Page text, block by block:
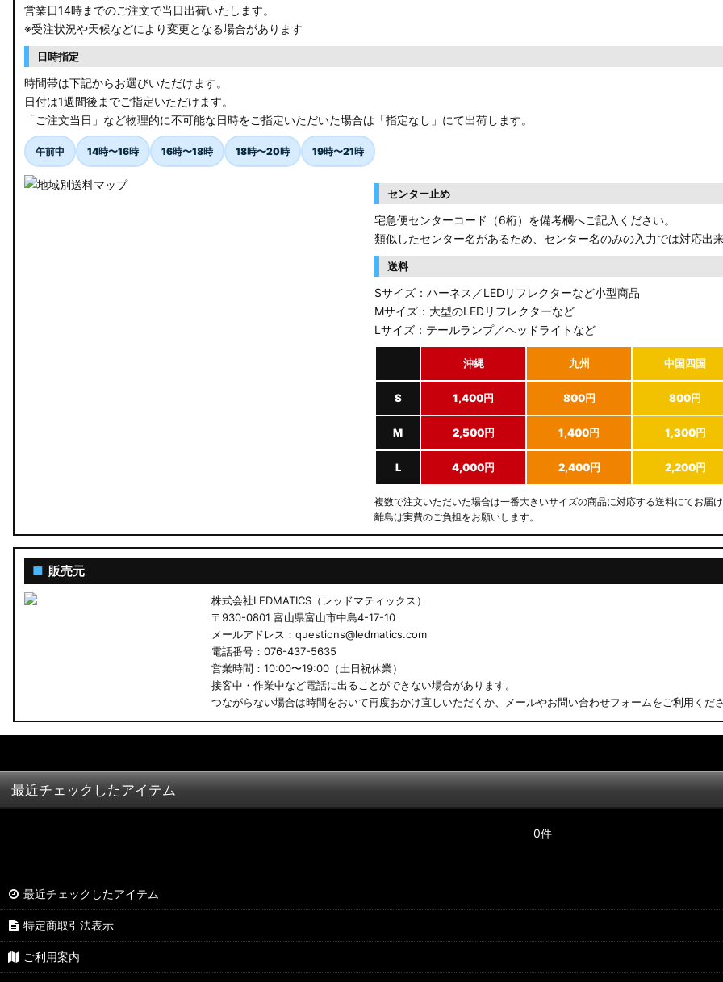
RP1/2 RP3/4 ステップワゴン/スパーダ
RK5/6 ステップワゴンスパーダ
RC1/2 オデッセイ
GB5〜8 フリード
GR フィット
GP5/6 GK3〜6 フィット
GN0W アウトランダー
GK1W/GK9W エクリプスクロス
CV1W デリカD:5
B34W/B35W/B37W/B38W ekクロススペース
KF CX-5
GU クロストレック
ZC6 BRZ
営業日14時までのご注文で当日出荷いたします。
※受注状況や天候などにより変更となる場合があります
日時指定
時間帯は下記からお選びいただけます。
日付は1週間後までご指定いただけます。
「ご注文当日」など物理的に不可能な日時をご指定いただいた場合は「指定なし」にて出荷します。
午前中 14時〜16時 16時〜18時 18時〜20時 19時〜21時
センター止め
宅急便センターコード（6桁）を備考欄へご記入ください。
類似したセンター名があるため、センター名のみの入力では対応出
送料
Sサイズ：ハーネス／LEDリフレクターなど小型商品
Mサイズ：大型のLEDリフレクターなど
Lサイズ：テールランプ／ヘッドライトなど
沖縄 九州 中国四国
S 1,400円 800円 800円
M 2,500円 1,400円 1,300円
L 4,000円 2,400円 2,200円
複数で注文いただいた場合は一番大きいサイズの商品に対応する送料にてお届け
離島は実費のご負担をお願いします。
■ 販売元
株式会社LEDMATICS（レッドマティックス）
〒930-0801 富山県富山市中島4-17-10
メールアドレス：questions@ledmatics.com
電話番号：076-437-5635
営業時間：10:00〜19:00（土日祝休業）
接客中・作業中など電話に出ることができない場合があります。
つながらない場合は時間をおいて再度おかけ直しいただくか、メールやお問い合わせフォームをご利用くださ
最近チェックしたアイテム
0件
最近チェックしたアイテム
特定商取引法表示
ご利用案内